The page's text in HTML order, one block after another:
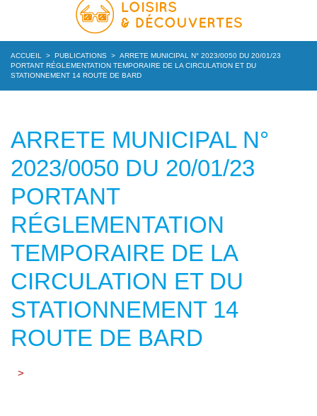
ACCUEIL > PUBLICATIONS > ARRETE MUNICIPAL N° 2023/0050 DU 20/01/23
PORTANT RÉGLEMENTATION TEMPORAIRE DE LA CIRCULATION ET DU
STATIONNEMENT 14 ROUTE DE BARD
ARRETE MUNICIPAL N°
2023/0050 DU 20/01/23
PORTANT
RÉGLEMENTATION
TEMPORAIRE DE LA
CIRCULATION ET DU
STATIONNEMENT 14
ROUTE DE BARD
>